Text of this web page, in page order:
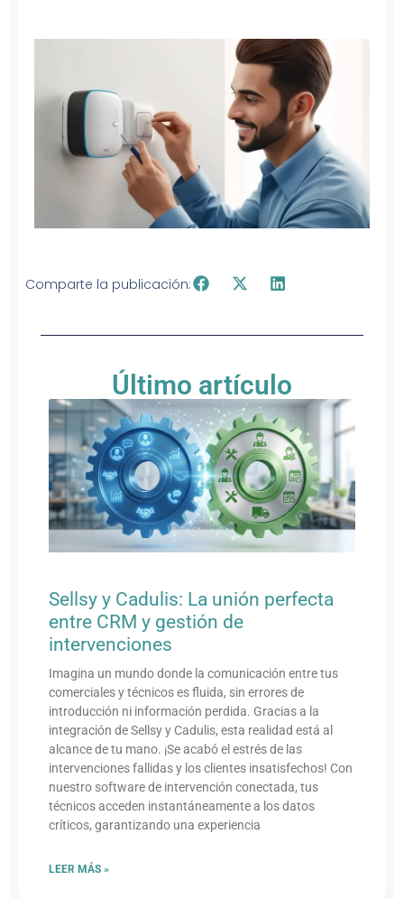
Comparte la publicación:
Último artículo
Sellsy y Cadulis: La unión perfecta
entre CRM y gestión de
intervenciones
Imagina un mundo donde la comunicación entre tus
comerciales y técnicos es fluida, sin errores de
introducción ni información perdida. Gracias a la
integración de Sellsy y Cadulis, esta realidad está al
alcance de tu mano. ¡Se acabó el estrés de las
intervenciones fallidas y los clientes insatisfechos! Con
nuestro software de intervención conectada, tus
técnicos acceden instantáneamente a los datos
críticos, garantizando una experiencia
LEER MÁS »